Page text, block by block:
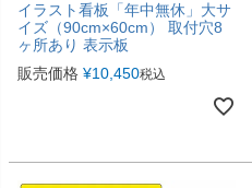
イラスト看板「年中無休」大サ
イズ（90cm×60cm） 取付穴8
ヶ所あり 表示板
販売価格 ¥10,450税込